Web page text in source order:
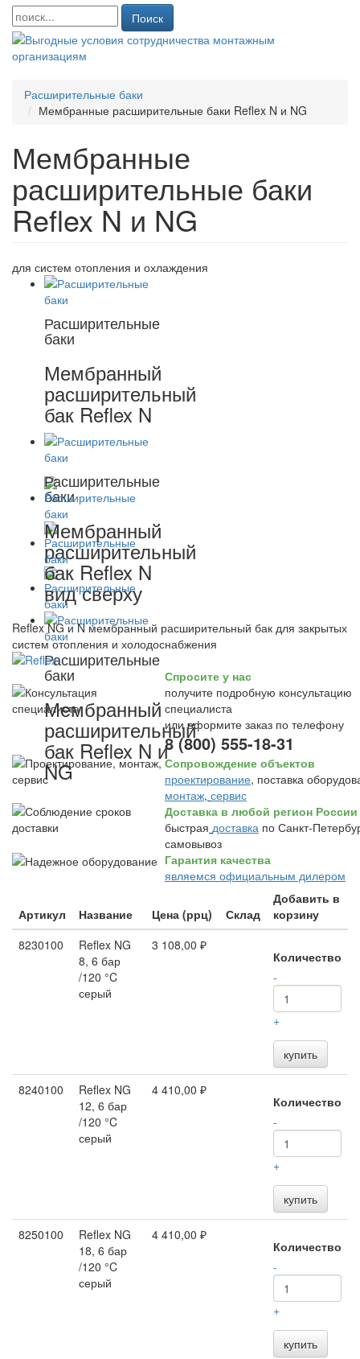
Поиск
Расширительные баки
Мембранные расширительные баки Reflex N и NG
Мембранные
расширительные баки
Reflex N и NG
для систем отопления и охлаждения
Расширительные
баки
Мембранный
расширительный
бак Reflex N
Расширительные
баки
Мембранный
расширительный
бак Reflex N
вид сверху
Расширительные
баки
Мембранный
расширительный
бак Reflex N и
NG
Reflex NG и N мембранный расширительный бак для закрытых
систем отопления и холодоснабжения
Спросите у нас
получите подробную консультацию
специалиста
или оформите заказ по телефону
8 (800) 555-18-31
Сопровождение объектов
проектирование, поставка
монтаж, сервис
Доставка в любой регион России
быстрая доставка по Санкт-
самовывоз
Гарантия качества
являемся официальным дилером
Артикул Название Цена (ррц) Склад
Добавить в
корзину
8230100
Reflex NG
8, 6 бар
/120 °C
серый
3 108,00 ₽
Количество
-
+
купить
8240100
Reflex NG
12, 6 бар
/120 °C
серый
4 410,00 ₽
Количество
-
+
купить
8250100
Reflex NG
18, 6 бар
/120 °C
серый
4 410,00 ₽
Количество
-
+
купить